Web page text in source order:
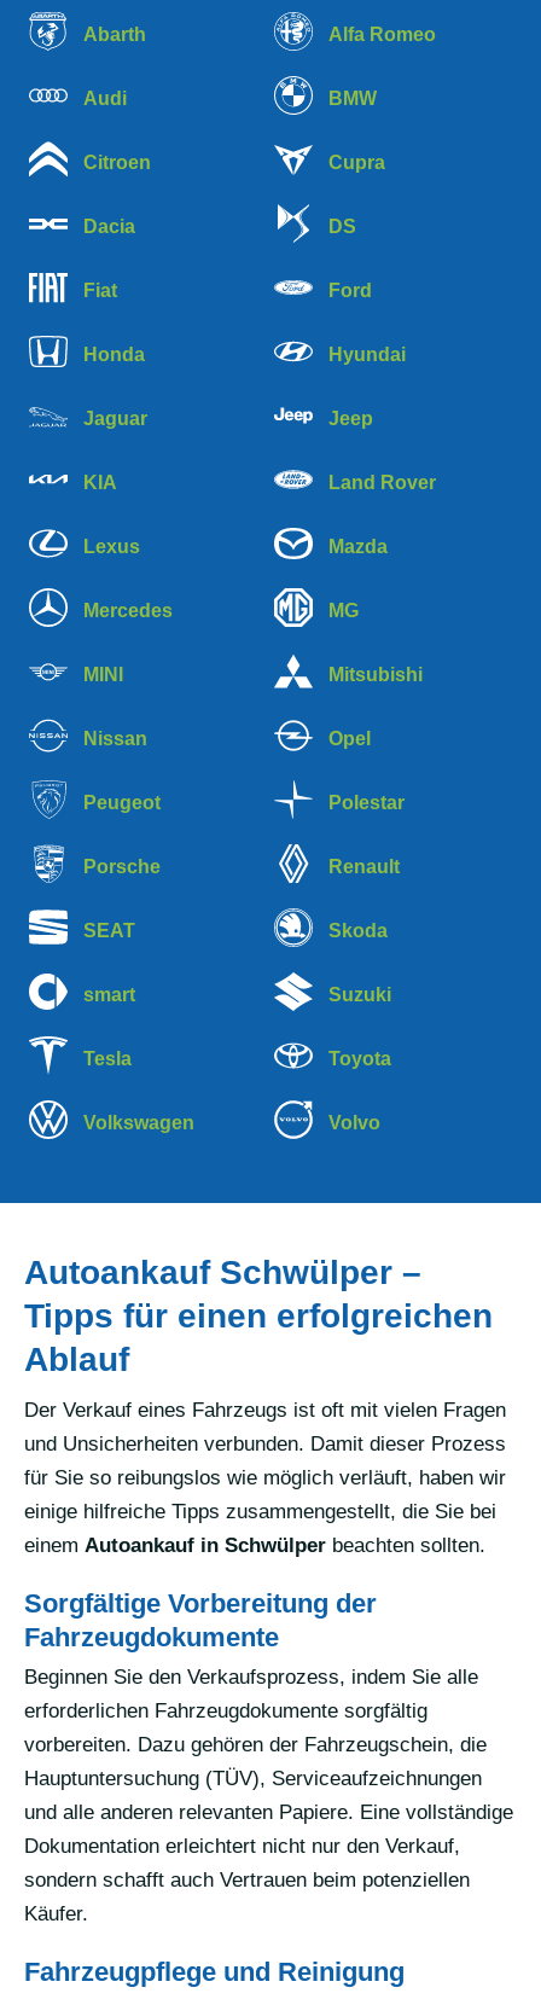
Abarth Alfa Romeo
Audi BMW
Citroen Cupra
Dacia DS
Fiat Ford
Honda Hyundai
Jaguar Jeep
KIA Land Rover
Lexus Mazda
Mercedes MG
MINI Mitsubishi
Nissan Opel
Peugeot Polestar
Porsche Renault
SEAT Skoda
smart Suzuki
Tesla Toyota
Volkswagen Volvo
Autoankauf Schwülper –
Tipps für einen erfolgreichen
Ablauf
Der Verkauf eines Fahrzeugs ist oft mit vielen Fragen
und Unsicherheiten verbunden. Damit dieser Prozess
für Sie so reibungslos wie möglich verläuft, haben wir
einige hilfreiche Tipps zusammengestellt, die Sie bei
einem Autoankauf in Schwülper beachten sollten.
Sorgfältige Vorbereitung der
Fahrzeugdokumente
Beginnen Sie den Verkaufsprozess, indem Sie alle
erforderlichen Fahrzeugdokumente sorgfältig
vorbereiten. Dazu gehören der Fahrzeugschein, die
Hauptuntersuchung (TÜV), Serviceaufzeichnungen
und alle anderen relevanten Papiere. Eine vollständige
Dokumentation erleichtert nicht nur den Verkauf,
sondern schafft auch Vertrauen beim potenziellen
Käufer.
Fahrzeugpflege und Reinigung